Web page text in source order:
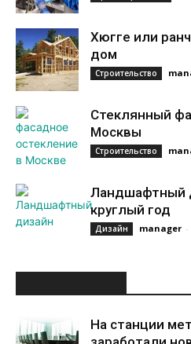
Хюгге или
дом
Строительство
Стеклянный
Москвы
Строительство
Ландшафтный
круглый год
Дизайн manager -
На станции